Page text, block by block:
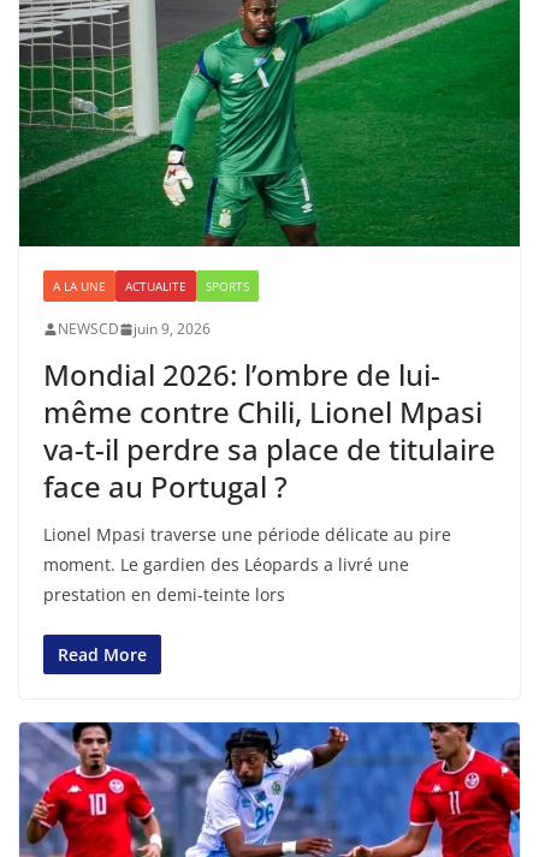
A LA UNE ACTUALITE SPORTS
NEWSCD juin 9, 2026
Mondial 2026: l’ombre de lui-
même contre Chili, Lionel Mpasi
va-t-il perdre sa place de titulaire
face au Portugal ?
Lionel Mpasi traverse une période délicate au pire
moment. Le gardien des Léopards a livré une
prestation en demi-teinte lors
Read More